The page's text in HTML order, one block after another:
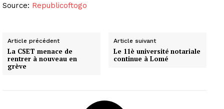
Source: Republicoftogo
Article précédent
La CSET menace de
rentrer à nouveau en
grève
Article suivant
Le 11è université notariale
continue à Lomé